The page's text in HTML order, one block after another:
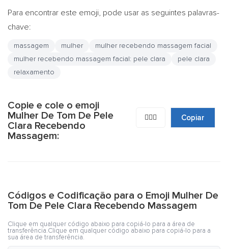
Para encontrar este emoji, pode usar as seguintes palavras-
chave:
massagem mulher
mulher recebendo massagem facial
mulher recebendo massagem facial: pele clara
pele clara
relaxamento
Copie e cole o emoji
Mulher De Tom De Pele
Clara Recebendo
Massagem:
💆🏻‍♀️ Copiar
Códigos e Codificação para o Emoji Mulher De
Tom De Pele Clara Recebendo Massagem
Clique em qualquer código abaixo para copiá-lo para a área de
transferência.Clique em qualquer código abaixo para copiá-lo para a
sua área de transferência.